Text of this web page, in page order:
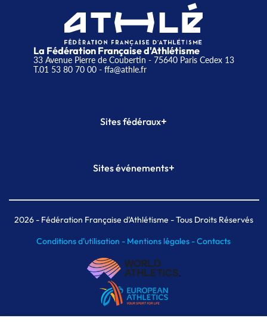
La Fédération Française d'Athlétisme
33 Avenue Pierre de Coubertin - 75640 Paris Cedex 13
T.01 53 80 70 00- ffa@athle.fr
Sites fédéraux+
Plateforme Formation
Sites événements+
Meeting de Paris indoor
MAIF Ekiden de Paris
2026- Fédération Française d'Athlétisme - Tous Droits Réservés
Conditions d'utilisation - Mentions légales -Contacts